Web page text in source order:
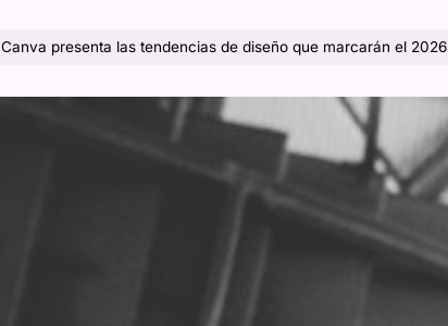
Canva presenta las tendencias de diseño que marcarán el 2026